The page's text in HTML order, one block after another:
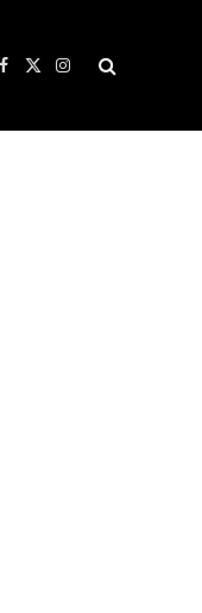
Facebook
X
Instagram